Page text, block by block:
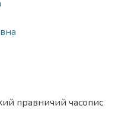
правничий часопис